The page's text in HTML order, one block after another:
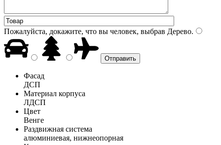
Пожалуйста, докажите, что вы человек, выбрав Дерево.
Фасад
ДСП
Материал корпуса
ЛДСП
Цвет
Венге
Раздвижная система
алюминиевая, нижнеопорная